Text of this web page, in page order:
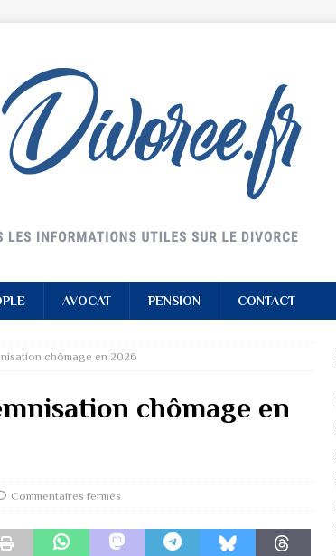
AVOCAT PENSION CONTACT
chômage en 2026
chômage en
Commentaires fermés